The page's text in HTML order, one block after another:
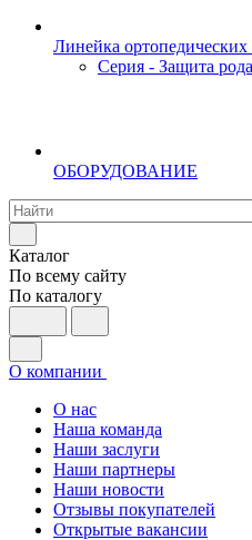
Линейка
Серия - Защита рода
ОБОРУДОВАНИЕ
Каталог
По всему сайту
По каталогу
О компании
О нас
Наша команда
Наши заслуги
Наши партнеры
Наши новости
Отзывы покупателей
Открытые вакансии